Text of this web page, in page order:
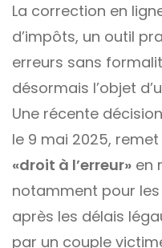
La correction en
d’impôts, un outil
erreurs sans
désormais l’objet
Une récente
le 9 mai 2025,
«droit à l’erreur» en
notamment pour
après les délais
par un couple